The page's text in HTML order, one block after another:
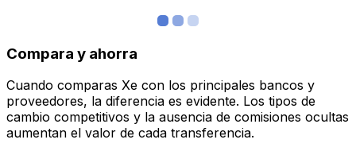
Compara y ahorra
Cuando comparas Xe con los principales bancos y
proveedores, la diferencia es evidente. Los tipos de
cambio competitivos y la ausencia de comisiones ocultas
aumentan el valor de cada transferencia.